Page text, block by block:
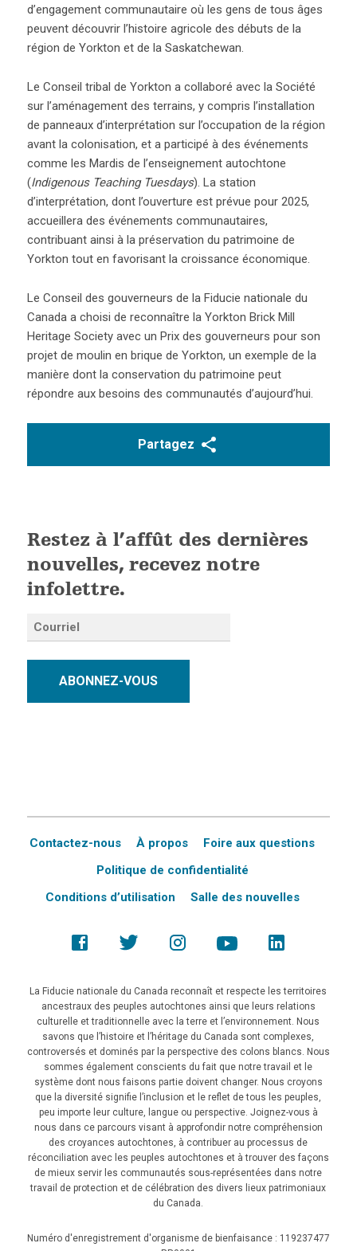
d’engagement communautaire où les gens de tous âges
peuvent découvrir l’histoire agricole des débuts de la
région de Yorkton et de la Saskatchewan.
Le Conseil tribal de Yorkton a collaboré avec la Société
sur l’aménagement des terrains, y compris l’installation
de panneaux d’interprétation sur l’occupation de la région
avant la colonisation, et a participé à des événements
comme les Mardis de l’enseignement autochtone
(Indigenous Teaching Tuesdays). La station
d’interprétation, dont l’ouverture est prévue pour 2025,
accueillera des événements communautaires,
contribuant ainsi à la préservation du patrimoine de
Yorkton tout en favorisant la croissance économique.
Le Conseil des gouverneurs de la Fiducie nationale du
Canada a choisi de reconnaître la Yorkton Brick Mill
Heritage Society avec un Prix des gouverneurs pour son
projet de moulin en brique de Yorkton, un exemple de la
manière dont la conservation du patrimoine peut
répondre aux besoins des communautés d’aujourd’hui.
Partagez
Restez à l’affût des dernières
nouvelles, recevez notre
infolettre.
ABONNEZ-VOUS
Contactez-nous À propos
Foire aux questions
Politique de confidentialité
Conditions d’utilisation
Salle des nouvelles
La Fiducie nationale du Canada reconnaît et respecte les territoires
ancestraux des peuples autochtones ainsi que leurs relations
culturelle et traditionnelle avec la terre et l’environnement. Nous
savons que l’histoire et l’héritage du Canada sont complexes,
controversés et dominés par la perspective des colons blancs. Nous
sommes également conscients du fait que notre travail et le
système dont nous faisons partie doivent changer. Nous croyons
que la diversité signifie l’inclusion et le reflet de tous les peuples,
peu importe leur culture, langue ou perspective. Joignez-vous à
nous dans ce parcours visant à approfondir notre compréhension
des croyances autochtones, à contribuer au processus de
réconciliation avec les peuples autochtones et à trouver des façons
de mieux servir les communautés sous-représentées dans notre
travail de protection et de célébration des divers lieux patrimoniaux
du Canada.
Numéro d'enregistrement d'organisme de bienfaisance : 119237477